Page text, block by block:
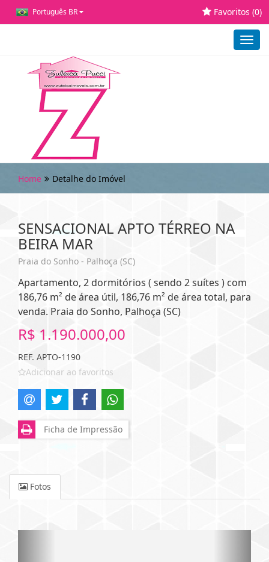
Português BR Favoritos (0)
Home Detalhe do Imóvel
SENSACIONAL APTO TÉRREO NA
BEIRA MAR
Praia do Sonho - Palhoça (SC)
Apartamento, 2 dormitórios ( sendo 2 suítes ) com
186,76 m² de área útil, 186,76 m² de área total, para
venda. Praia do Sonho, Palhoça (SC)
R$ 1.190.000,00
REF. APTO-1190
Adicionar ao favoritos
Ficha de Impressão
Fotos